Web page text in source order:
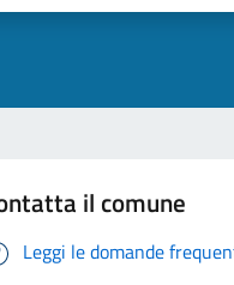
il comune
Leggi le domande